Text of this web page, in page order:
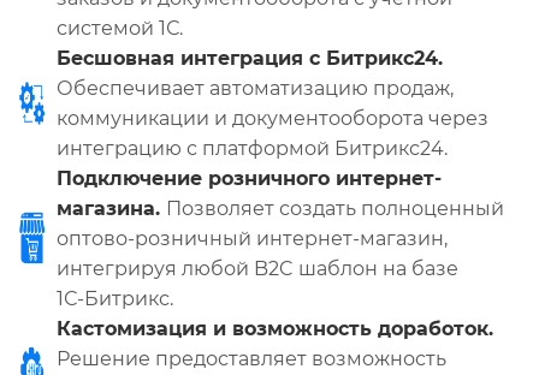
системой 1С.
Бесшовная интеграция с Битрикс24.
Обеспечивает автоматизацию продаж,
коммуникации и документооборота через
интеграцию с платформой Битрикс24.
Подключение розничного интернет-
магазина. Позволяет создать полноценный
оптово-розничный интернет-магазин,
интегрируя любой B2C шаблон на базе
1С-Битрикс.
Кастомизация и возможность доработок.
Решение предоставляет возможность